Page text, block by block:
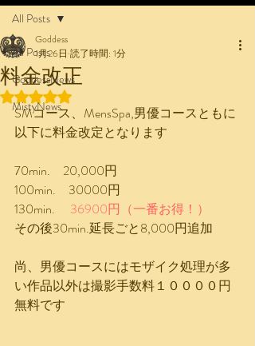
All Posts
GoddessNews
MistyNews
All Posts
料金改正
Goddess
1月26日 読了時間: 1分
5つ星のうちNaNと評価されています。
SMコース、MensSpa,男優コースともに
以下に料金改定となります
70min.　20,000円
100min.　30000円
​130min. 36900円（一番お得！）
その後30min.延長ごと8,000円追加
尚、男優コースにはモザイク処理が多
い作品以外は撮影手数料１００００円
無料です